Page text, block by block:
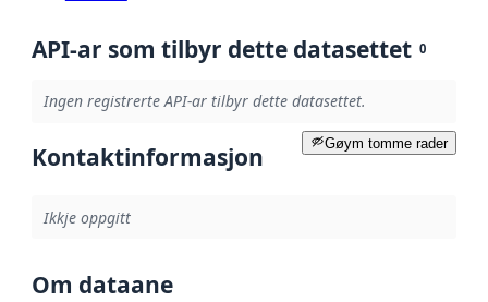
API-ar som tilbyr dette datasettet 0
Ingen registrerte API-ar tilbyr dette datasettet.
Gøym tomme rader
Kontaktinformasjon
Ikkje oppgitt
Om dataane